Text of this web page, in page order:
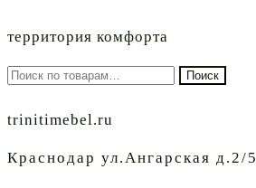
территория комфорта
Искать: Поиск
trinitimebel.ru
Краснодар ул.Ангарская д.2/5